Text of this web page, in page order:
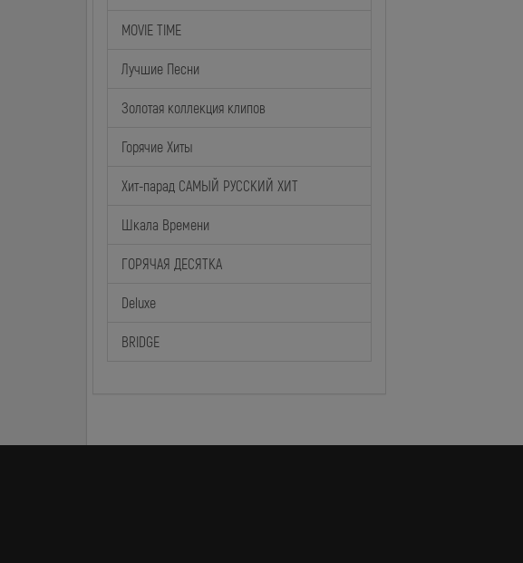
MOVIE TIME
Лучшие Песни
Золотая коллекция клипов
Горячие Хиты
Хит-парад САМЫЙ РУССКИЙ ХИТ
Шкала Времени
ГОРЯЧАЯ ДЕСЯТКА
Deluxe
BRIDGE